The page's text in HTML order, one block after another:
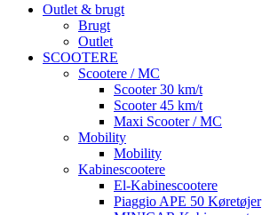
Outlet & brugt
Brugt
Outlet
SCOOTERE
Scootere / MC
Scooter 30 km/t
Scooter 45 km/t
Maxi Scooter / MC
Mobility
Mobility
Kabinescootere
El-Kabinescootere
Piaggio APE 50 Køretøjer